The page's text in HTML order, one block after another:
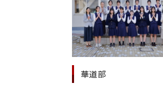
華道部